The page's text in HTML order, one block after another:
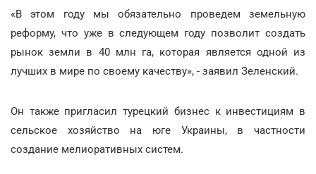
«В этом году мы обязательно проведем земельную
реформу, что уже в следующем году позволит создать
рынок земли в 40 млн га, которая является одной из
лучших в мире по своему качеству», - заявил Зеленский.
Он также пригласил турецкий бизнес к инвестициям в
сельское хозяйство на юге Украины, в частности
создание мелиоративных систем.